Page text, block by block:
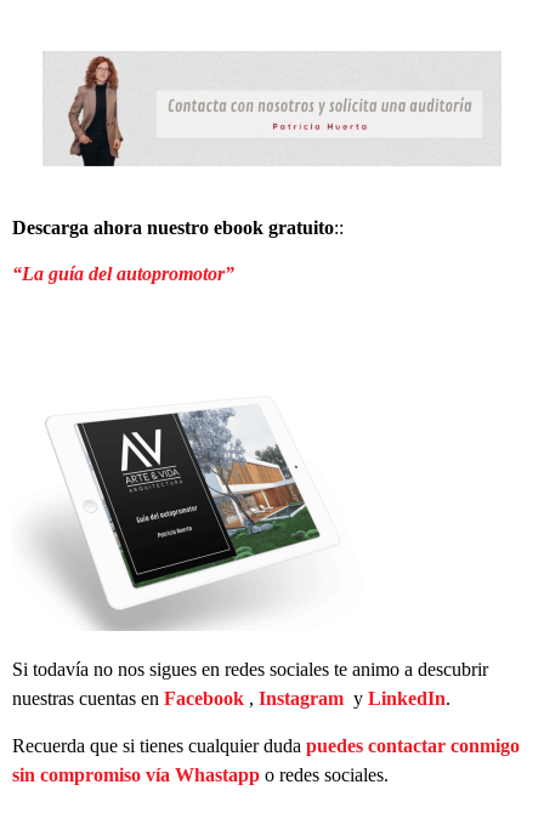
Descarga ahora nuestro ebook gratuito::
“La guía del autopromotor”
Si todavía no nos sigues en redes sociales te animo a descubrir
nuestras cuentas en Facebook , Instagram y LinkedIn.
Recuerda que si tienes cualquier duda puedes contactar conmigo
sin compromiso vía Whastapp o redes sociales.